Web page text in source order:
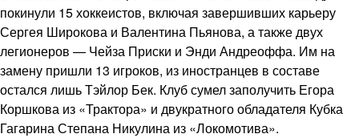
покинули 15 хоккеистов, включая завершивших карьеру
Сергея Широкова и Валентина Пьянова, а также двух
легионеров — Чейза Приски и Энди Андреоффа. Им на
замену пришли 13 игроков, из иностранцев в составе
остался лишь Тэйлор Бек. Клуб сумел заполучить Егора
Коршкова из «Трактора» и двукратного обладателя Кубка
Гагарина Степана Никулина из «Локомотива».